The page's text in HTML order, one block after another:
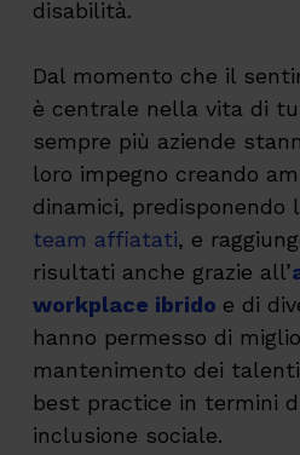
disabilità.
Dal momento che il
è centrale nella vita di
sempre più aziende
loro impegno creando
dinamici, predisponendo
team affiatati, e
risultati anche grazie all’
workplace ibrido e di
hanno permesso di
mantenimento dei
best practice in termini
inclusione sociale.